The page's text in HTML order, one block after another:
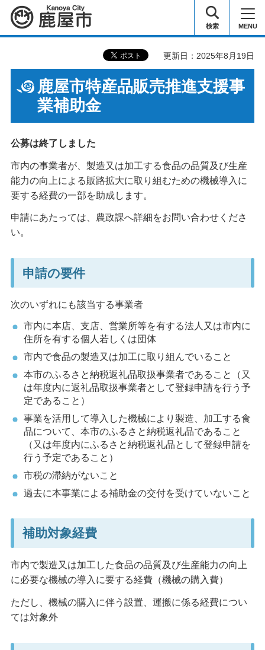
鹿屋市 検索 MENU
更新日：2025年8月19日
鹿屋市特産品販売推進支援事
業補助金
公募は終了しました
市内の事業者が、製造又は加工する食品の品質及び生産
能力の向上による販路拡大に取り組むための機械導入に
要する経費の一部を助成します。
申請にあたっては、農政課へ詳細をお問い合わせくださ
い。
申請の要件
次のいずれにも該当する事業者
市内に本店、支店、営業所等を有する法人又は市内に
住所を有する個人若しくは団体
市内で食品の製造又は加工に取り組んでいること
本市のふるさと納税返礼品取扱事業者であること（又
は年度内に返礼品取扱事業者として登録申請を行う予
定であること）
事業を活用して導入した機械により製造、加工する食
品について、本市のふるさと納税返礼品であること
（又は年度内にふるさと納税返礼品として登録申請を
行う予定であること）
市税の滞納がないこと
過去に本事業による補助金の交付を受けていないこと
補助対象経費
市内で製造又は加工した食品の品質及び生産能力の向上
に必要な機械の導入に要する経費（機械の購入費）
ただし、機械の購入に伴う設置、運搬に係る経費につい
ては対象外